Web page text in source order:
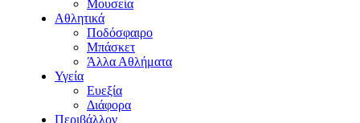
Μουσεία
Αθλητικά
Ποδόσφαιρο
Μπάσκετ
Άλλα Αθλήματα
Υγεία
Ευεξία
Διάφορα
Περιβάλλον